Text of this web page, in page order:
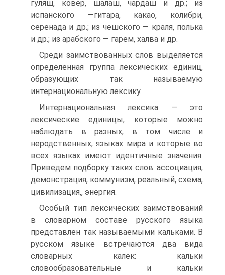
гуляш, ковер, шалаш, чардаш и др.; из
испанского —гитара, какао, колибри,
серенада и др.; из чешского — краля, полька
и др.; из арабского — гарем, халва и др.
Среди заимствованных слов выделяется
определенная группа лекси­ческих единиц,
образующих так называемую
интернациональную лексику.
Интернациональная лексика — это
лексические единицы, которые можно
наблюдать в разных, в том числе и
неродственных, языках мира и которые во
всех языках имеют идентичные значения.
Приведем подборку таких слов: ассоциация,
демонстрация, коммунизм, реальный, схема,
циви­лизация,, энергия.
Особый тип лексических заимствований
в словарном составе русско­го языка
представлен так называемыми кальками. В
русском языке встречаются два вида
словарных ка­лек: кальки
словообразовательные и кальки